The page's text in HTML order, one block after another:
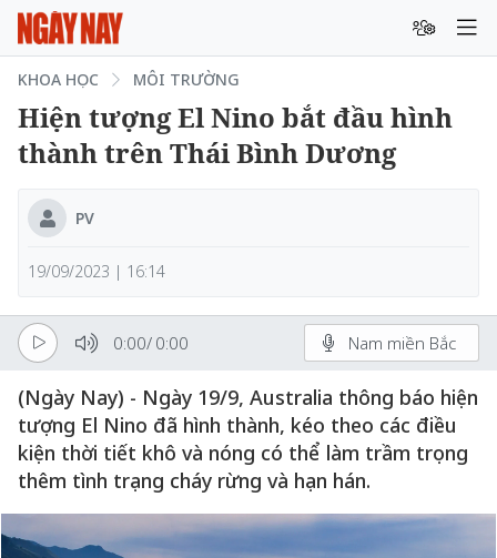
KHOA HỌC MÔI TRƯỜNG
Hiện tượng El Nino bắt đầu hình
thành trên Thái Bình Dương
PV
19/09/2023 | 16:14
0:00/ 0:00 Nam miền Bắc
(Ngày Nay) - Ngày 19/9, Australia thông báo hiện
tượng El Nino đã hình thành, kéo theo các điều
kiện thời tiết khô và nóng có thể làm trầm trọng
thêm tình trạng cháy rừng và hạn hán.